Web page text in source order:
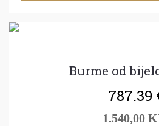
Burme od
787.39
1.540,00